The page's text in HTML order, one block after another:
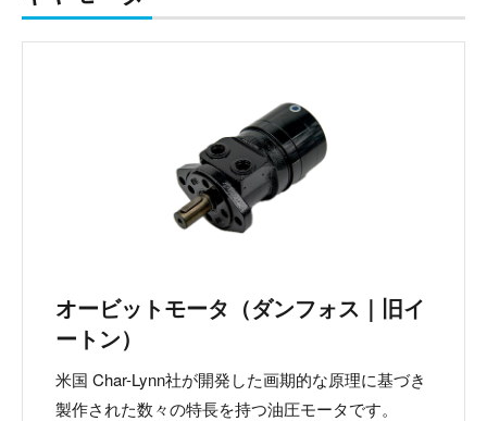
オービットモータ（ダンフォス｜旧イ
ートン）
米国 Char-Lynn社が開発した画期的な原理に基づき
製作された数々の特長を持つ油圧モータです。